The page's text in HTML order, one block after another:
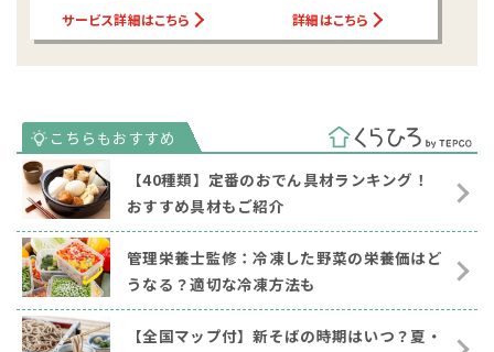
サービス詳細はこちら 詳細はこちら
【40種類】定番のおでん具材ランキング！
おすすめ具材もご紹介
管理栄養士監修：冷凍した野菜の栄養価はど
うなる？適切な冷凍方法も
【全国マップ付】新そばの時期はいつ？夏・